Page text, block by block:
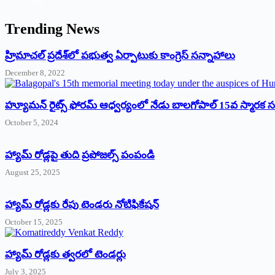
Trending News
‌హ్రిమాచల్‌ ‌ప్రదేశ్‌లో పభుత్వ ఏర్పాటుకు కాంగ్రెస్‌ ‌సన్నాహాలు
December 8, 2022
హ్యూమన్‌ రైట్స్‌ ఫోరమ్‌ ఆధ్వర్యంలో నేడు బాలగోపాల్‌ 15వ స్మారక
October 5, 2024
హ్యామ్‌ రోడ్లపై తుది ప్రపోజల్స్‌ పంపండి
August 25, 2025
హ్యామ్‌ రోడ్లకు రేపు టెండరు నోటిఫికేషన్‌
October 15, 2025
హ్యామ్‌ రోడ్లకు త్వరలో టెండర్లు
July 3, 2025